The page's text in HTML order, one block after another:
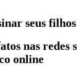
seus
nas redes
online